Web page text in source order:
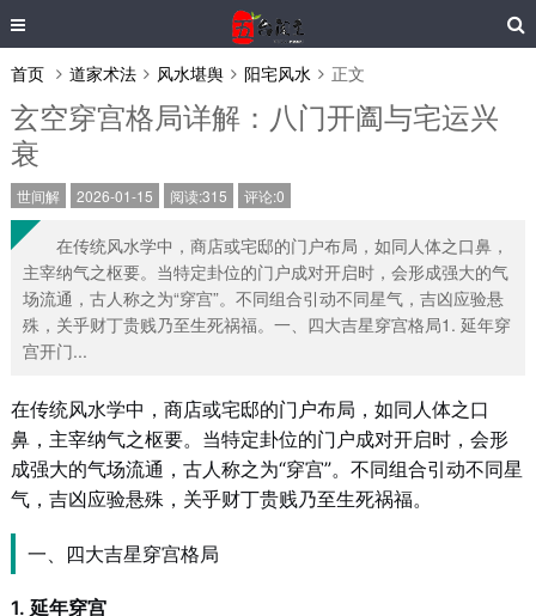
首页 道家术法 风水堪舆 阳宅风水 正文
玄空穿宫格局详解：八门开阖与宅运兴
衰
世间解 2026-01-15 阅读:315 评论:0
在传统风水学中，商店或宅邸的门户布局，如同人体之口鼻，
主宰纳气之枢要。当特定卦位的门户成对开启时，会形成强大的气
场流通，古人称之为“穿宫”。不同组合引动不同星气，吉凶应验悬
殊，关乎财丁贵贱乃至生死祸福。一、四大吉星穿宫格局1. 延年穿
宫开门...
在传统风水学中，商店或宅邸的门户布局，如同人体之口
鼻，主宰纳气之枢要。当特定卦位的门户成对开启时，会形
成强大的气场流通，古人称之为“穿宫”。不同组合引动不同星
气，吉凶应验悬殊，关乎财丁贵贱乃至生死祸福。
一、四大吉星穿宫格局
1. 延年穿宫